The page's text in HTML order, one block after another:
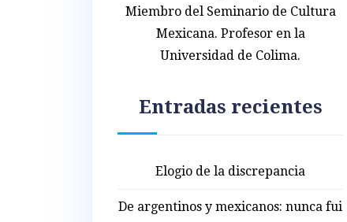
Miembro del Seminario de Cultura
Mexicana. Profesor en la
Universidad de Colima.
Entradas recientes
Elogio de la discrepancia
De argentinos y mexicanos: nunca fui